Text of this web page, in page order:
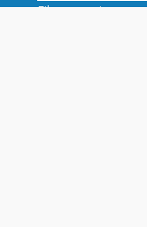
Filmrecensioner